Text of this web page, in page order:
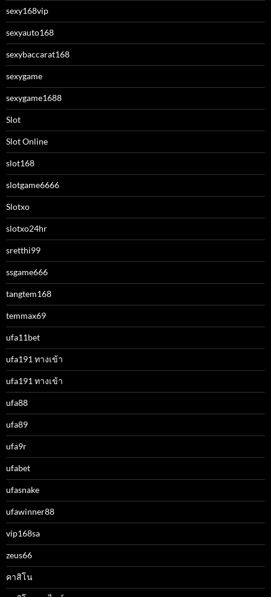
sexy168vip
sexyauto168
sexybaccarat168
sexygame
sexygame1688
Slot
Slot Online
slot168
slotgame6666
Slotxo
slotxo24hr
sretthi99
ssgame666
tangtem168
temmax69
ufa11bet
ufa191 ทางเข้า
ufa191 ทางเข้า
ufa88
ufa89
ufa9r
ufabet
ufasnake
ufawinner88
vip168sa
zeus66
คาสิโน